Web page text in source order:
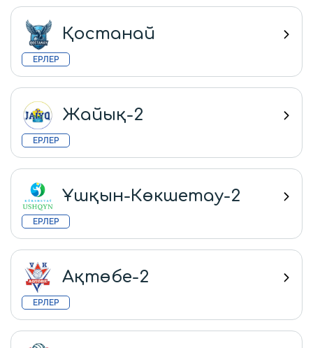
Қостанай
ЕРЛЕР
Жайық-2
ЕРЛЕР
Ұшқын-Көкшетау-2
ЕРЛЕР
Ақтөбе-2
ЕРЛЕР